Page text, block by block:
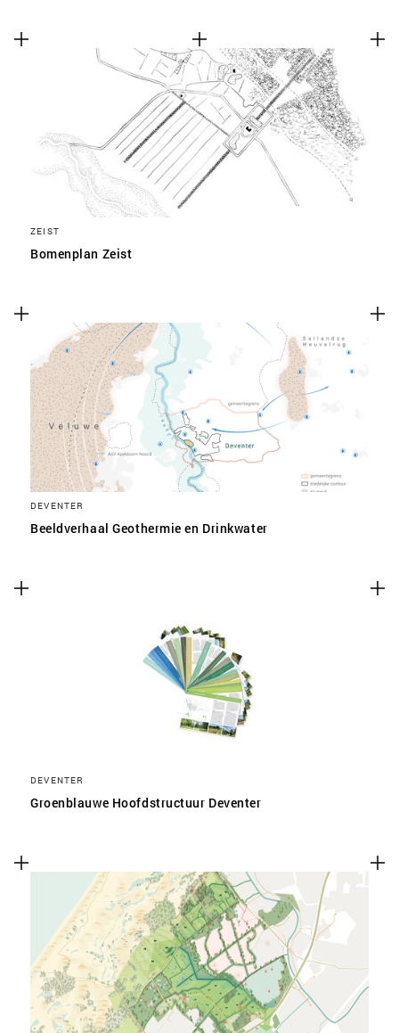
ZEIST
Bomenplan Zeist
DEVENTER
Beeldverhaal Geothermie en Drinkwater
DEVENTER
Groenblauwe Hoofdstructuur Deventer